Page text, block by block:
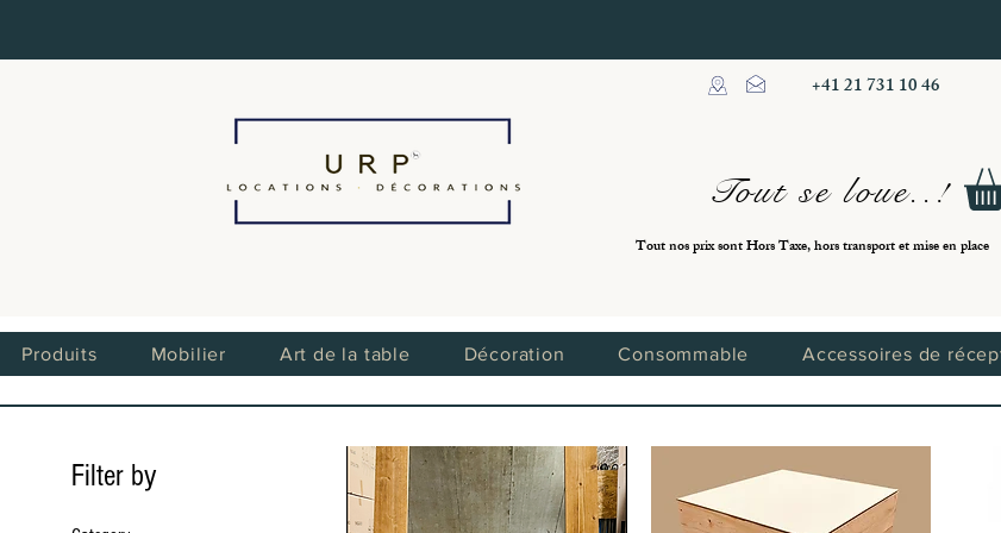
+41 21 731 10 46
Tout se loue..!
Tout nos prix sont Hors Taxe, hors transport et mise en place
Produits Mobilier Art de la table Décoration Consommable Accessoires de
Filter by